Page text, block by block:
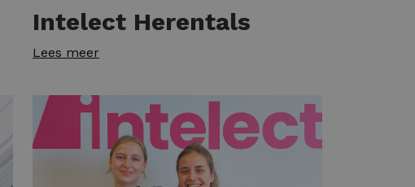
Intelect Herentals
Lees meer